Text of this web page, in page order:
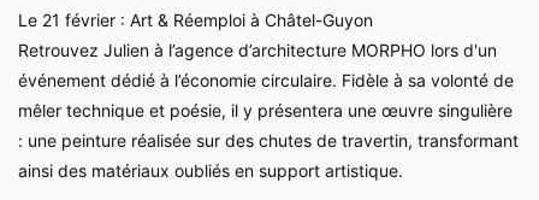
Le 21 février : Art & Réemploi à Châtel-Guyon
Retrouvez Julien à l’agence d’architecture MORPHO lors d'un
événement dédié à l’économie circulaire. Fidèle à sa volonté de
mêler technique et poésie, il y présentera une œuvre singulière
: une peinture réalisée sur des chutes de travertin, transformant
ainsi des matériaux oubliés en support artistique.